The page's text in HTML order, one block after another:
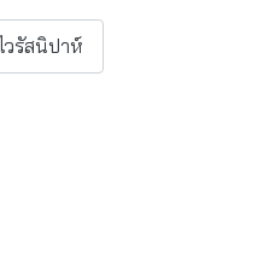
วรัสนิปาห์